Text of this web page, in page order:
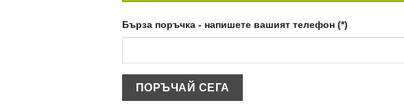
Бърза поръчка - напишете вашият телефон (*)